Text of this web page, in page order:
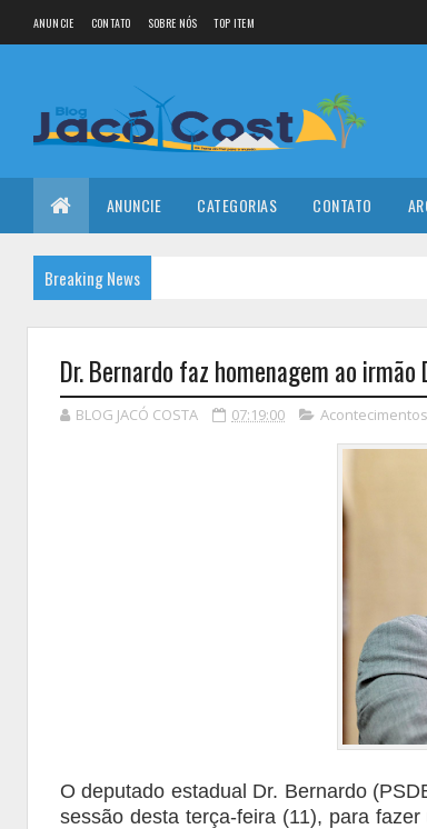
ANUNCIE CONTATO SOBRE NÓS TOP ITEM
ANUNCIE CATEGORIAS CONTATO
Breaking News
Dr. Bernardo faz homenagem ao
BLOG JACÓ COSTA 07:19:00 Acontecimentos
O deputado estadual Dr. Bernardo
sessão desta terça-feira (11), para